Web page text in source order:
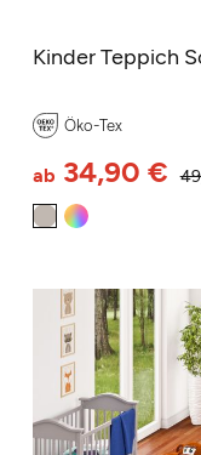
Kinder Teppich
Öko-Tex
ab 34,90 €